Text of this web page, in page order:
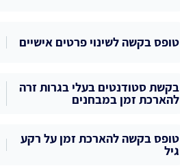
טופס בקשה לשינוי פרטים אישיים
בקשת סטודנטים בעלי בגרות זרה
להארכת זמן במבחנים
טופס בקשה להארכת זמן על רקע
גיל